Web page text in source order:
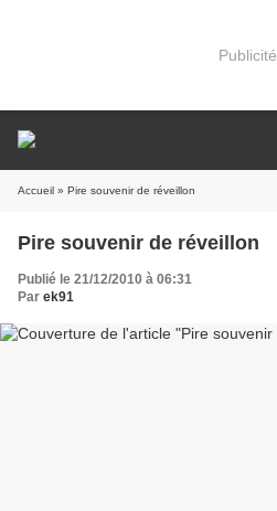
Publicité
Accueil » Pire souvenir de réveillon
Pire souvenir de réveillon
Publié le 21/12/2010 à 06:31
Par ek91